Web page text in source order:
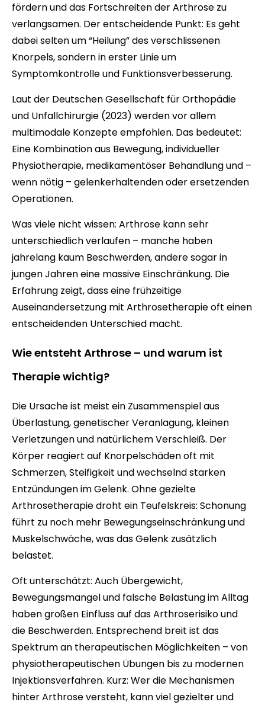
fördern und das Fortschreiten der Arthrose zu
verlangsamen. Der entscheidende Punkt: Es geht
dabei selten um “Heilung” des verschlissenen
Knorpels, sondern in erster Linie um
Symptomkontrolle und Funktionsverbesserung.
Laut der Deutschen Gesellschaft für Orthopädie
und Unfallchirurgie (2023) werden vor allem
multimodale Konzepte empfohlen. Das bedeutet:
Eine Kombination aus Bewegung, individueller
Physiotherapie, medikamentöser Behandlung und –
wenn nötig – gelenkerhaltenden oder ersetzenden
Operationen.
Was viele nicht wissen: Arthrose kann sehr
unterschiedlich verlaufen – manche haben
jahrelang kaum Beschwerden, andere sogar in
jungen Jahren eine massive Einschränkung. Die
Erfahrung zeigt, dass eine frühzeitige
Auseinandersetzung mit Arthrosetherapie oft einen
entscheidenden Unterschied macht.
Wie entsteht Arthrose – und warum ist
Therapie wichtig?
Die Ursache ist meist ein Zusammenspiel aus
Überlastung, genetischer Veranlagung, kleinen
Verletzungen und natürlichem Verschleiß. Der
Körper reagiert auf Knorpelschäden oft mit
Schmerzen, Steifigkeit und wechselnd starken
Entzündungen im Gelenk. Ohne gezielte
Arthrosetherapie droht ein Teufelskreis: Schonung
führt zu noch mehr Bewegungseinschränkung und
Muskelschwäche, was das Gelenk zusätzlich
belastet.
Oft unterschätzt: Auch Übergewicht,
Bewegungsmangel und falsche Belastung im Alltag
haben großen Einfluss auf das Arthroserisiko und
die Beschwerden. Entsprechend breit ist das
Spektrum an therapeutischen Möglichkeiten – von
physiotherapeutischen Übungen bis zu modernen
Injektionsverfahren. Kurz: Wer die Mechanismen
hinter Arthrose versteht, kann viel gezielter und